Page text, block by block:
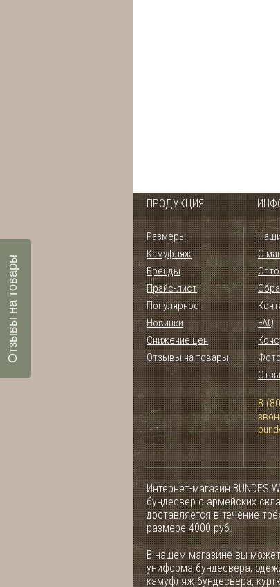
ПРОДУКЦИЯ
Размеры
Камуфляж
Бренды
Прайс-лист
Популярное
Новинки
Снижение цен
Отзывы на товары
О
FAQ
8
Интернет-магазин
бундесвер с армейских
доставляется в течение
размере 4000 руб.
В нашем магазине вы
униформа бундесвера,
камуфляж бундесвера,
Отзывы на товары